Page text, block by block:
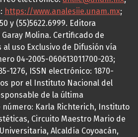
https://www.analesiie.unam.mx;
y (55)5622.6999. Editora
Molina. Certificado de
al uso Exclusivo de Difusión vía
04-2005-060613011700-203;
1276, ISSN electrónico: 1870-
por el Instituto Nacional del
de la última
número: Karla Richterich, Instituto
Circuito Maestro Mario de
Alcaldía Coyoacán,